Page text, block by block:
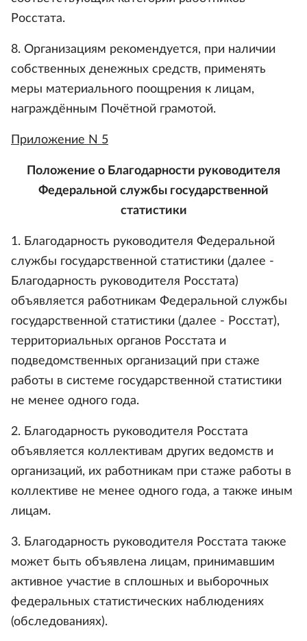
Росстата.
8. Организациям рекомендуется, при наличии
собственных денежных средств, применять
меры материального поощрения к лицам,
награждённым Почётной грамотой.
Приложение N 5
Положение о Благодарности руководителя
Федеральной службы государственной
статистики
1. Благодарность руководителя Федеральной
службы государственной статистики (далее -
Благодарность руководителя Росстата)
объявляется работникам Федеральной службы
государственной статистики (далее - Росстат),
территориальных органов Росстата и
подведомственных организаций при стаже
работы в системе государственной статистики
не менее одного года.
2. Благодарность руководителя Росстата
объявляется коллективам других ведомств и
организаций, их работникам при стаже работы в
коллективе не менее одного года, а также иным
лицам.
3. Благодарность руководителя Росстата также
может быть объявлена лицам, принимавшим
активное участие в сплошных и выборочных
федеральных статистических наблюдениях
(обследованиях).